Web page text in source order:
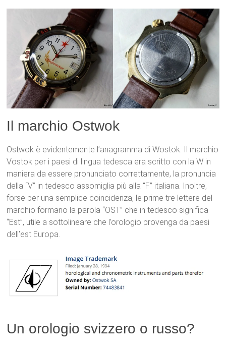
Il marchio Ostwok
Ostwok è evidentemente l’anagramma di Wostok. Il marchio
Vostok per i paesi di lingua tedesca era scritto con la W in
maniera da essere pronunciato correttamente, la pronuncia
della “V” in tedesco assomiglia più alla “F” italiana. Inoltre,
forse per una semplice coincidenza, le prime tre lettere del
marchio formano la parola “OST” che in tedesco significa
“Est”, utile a sottolineare che l’orologio provenga da paesi
dell’est Europa.
Un orologio svizzero o russo?